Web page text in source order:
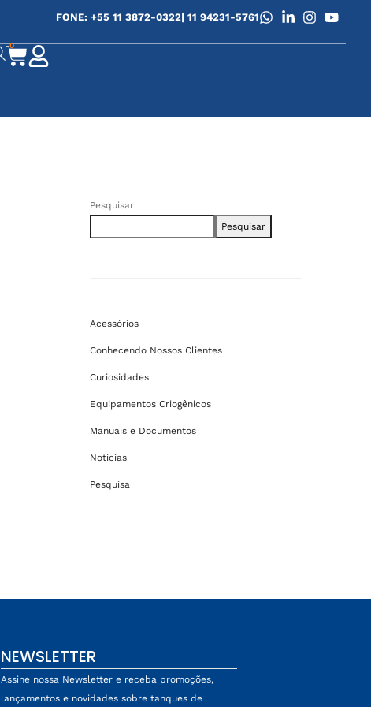
FONE: +55 11 3872-0322| 11 94231-5761
0
Pesquisar
Pesquisar
Acessórios
Conhecendo Nossos Clientes
Curiosidades
Equipamentos Criogênicos
Manuais e Documentos
Notícias
Pesquisa
NEWSLETTER
Assine nossa Newsletter e receba promoções,
lançamentos e novidades sobre tanques de